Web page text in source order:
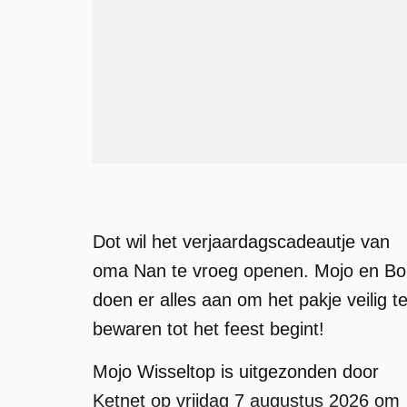
Dot wil het verjaardagscadeautje van
oma Nan te vroeg openen. Mojo en Bo
doen er alles aan om het pakje veilig te
bewaren tot het feest begint!
Mojo Wisseltop is uitgezonden door
Ketnet op vrijdag 7 augustus 2026 om